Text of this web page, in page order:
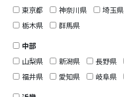
東京都
神奈川県 埼玉県
栃木県
群馬県
中部
山梨県
新潟県 長野県
福井県
愛知県 岐阜県